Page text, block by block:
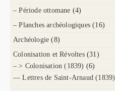
– Période ottomane (4)
– Planches archéologiques (16)
Archéologie (8)
Colonisation et Révoltes (31)
– > Colonisation (1839) (6)
— Lettres de Saint-Arnaud (1839)